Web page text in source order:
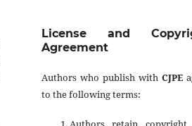
License and
Agreement
Authors who publish with CJPE
to the following terms: